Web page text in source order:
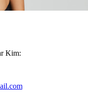
Kim: